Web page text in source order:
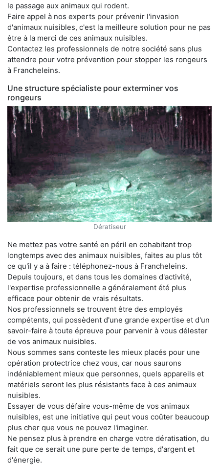
le passage aux animaux qui rodent.
Faire appel à nos experts pour prévenir l'invasion
d'animaux nuisibles, c'est la meilleure solution pour ne pas
être à la merci de ces animaux nuisibles.
Contactez les professionnels de notre société sans plus
attendre pour votre prévention pour stopper les rongeurs
à Francheleins.
Une structure spécialiste pour exterminer vos
rongeurs
Dératiseur
Ne mettez pas votre santé en péril en cohabitant trop
longtemps avec des animaux nuisibles, faites au plus tôt
ce qu'il y a à faire : téléphonez-nous à Francheleins.
Depuis toujours, et dans tous les domaines d'activité,
l'expertise professionnelle a généralement été plus
efficace pour obtenir de vrais résultats.
Nos professionnels se trouvent être des employés
compétents, qui possèdent d'une grande expertise et d'un
savoir-faire à toute épreuve pour parvenir à vous délester
de vos animaux nuisibles.
Nous sommes sans conteste les mieux placés pour une
opération protectrice chez vous, car nous saurons
indéniablement mieux que personnes, quels appareils et
matériels seront les plus résistants face à ces animaux
nuisibles.
Essayer de vous défaire vous-même de vos animaux
nuisibles, est une initiative qui peut vous coûter beaucoup
plus cher que vous ne pouvez l'imaginer.
Ne pensez plus à prendre en charge votre dératisation, du
fait que ce serait une pure perte de temps, d'argent et
d'énergie.